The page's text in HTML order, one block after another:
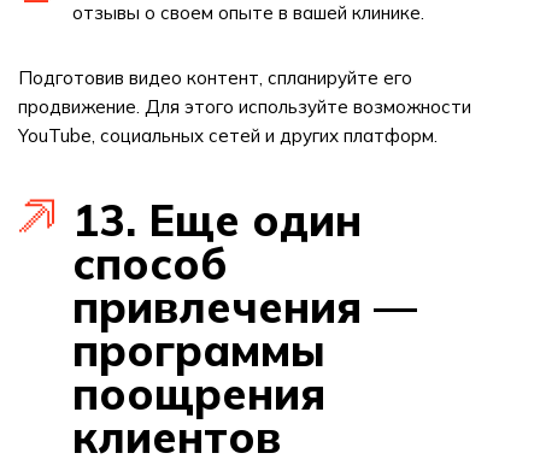
отзывы о своем опыте в вашей клинике.
Подготовив видео контент, спланируйте его
продвижение. Для этого используйте возможности
YouTube, социальных сетей и других платформ.
13. Еще один
способ
привлечения —
программы
поощрения
клиентов